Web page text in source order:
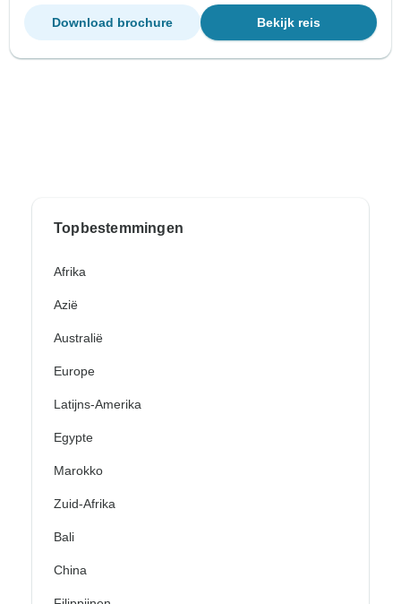
Bekijk reis
Download brochure
Topbestemmingen
Afrika
Azië
Australië
Europe
Latijns-Amerika
Egypte
Marokko
Zuid-Afrika
Bali
China